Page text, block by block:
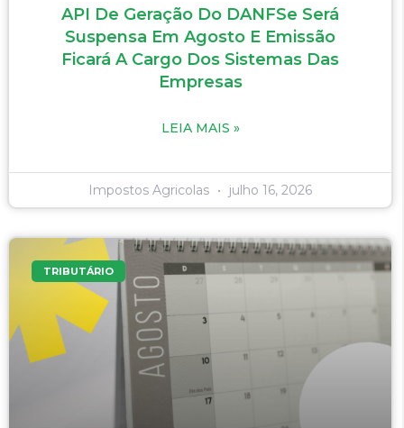
API De Geração Do DANFSe Será
Suspensa Em Agosto E Emissão
Ficará A Cargo Dos Sistemas Das
Empresas
LEIA MAIS »
Impostos Agricolas julho 16, 2026
TRIBUTÁRIO